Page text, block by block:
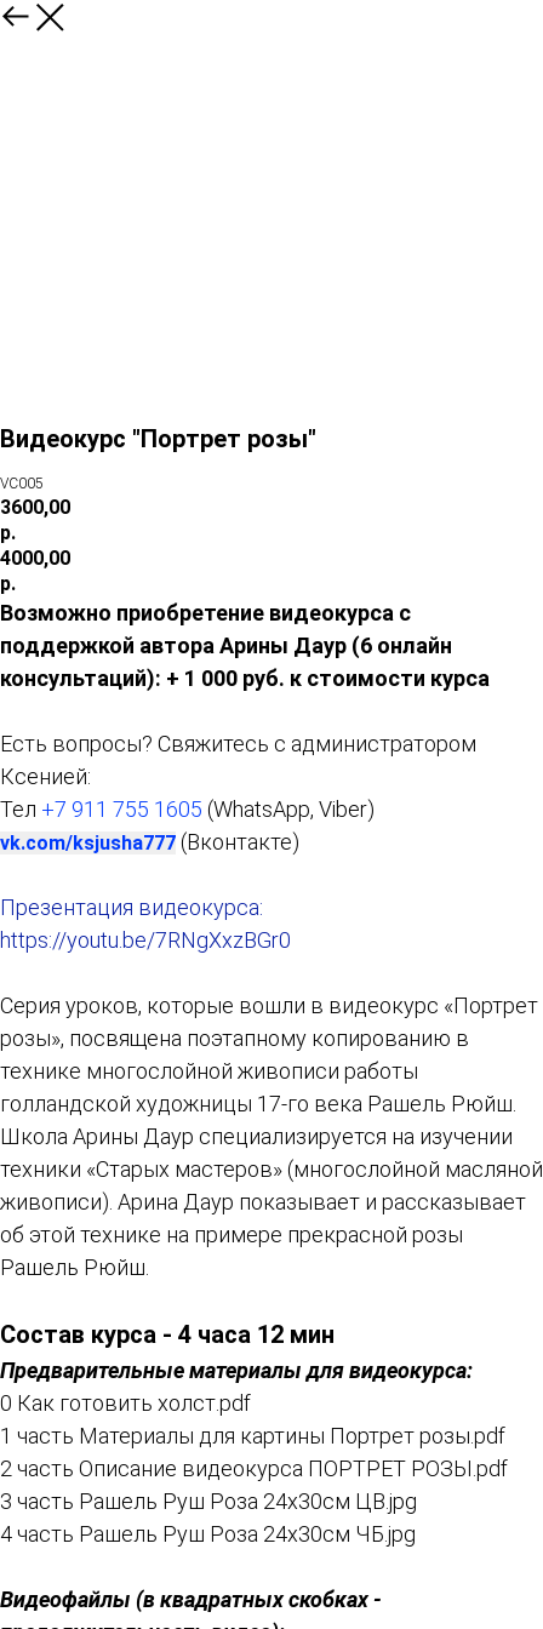
Видеокурс "Портрет розы"
VC005
3600,00
р.
4000,00
р.
Возможно приобретение видеокурса с
поддержкой автора Арины Даур (6 онлайн
консультаций): + 1 000 руб. к стоимости курса
Есть вопросы? Свяжитесь с администратором
Ксенией:
Тел +7 911 755 1605 (WhatsApp, Viber)
vk.com/ksjusha777 (Вконтакте)
Презентация видеокурса:
https://youtu.be/7RNgXxzBGr0
Серия уроков, которые вошли в видеокурс «Портрет
розы», посвящена поэтапному копированию в
технике многослойной живописи работы
голландской художницы 17-го века Рашель Рюйш.
Школа Арины Даур специализируется на изучении
техники «Старых мастеров» (многослойной масляной
живописи). Арина Даур показывает и рассказывает
об этой технике на примере прекрасной розы
Рашель Рюйш.
Состав курса - 4 часа 12 мин
Предварительные материалы для видеокурса:
0 Как готовить холст.pdf
1 часть Материалы для картины Портрет розы.pdf
2 часть Описание видеокурса ПОРТРЕТ РОЗЫ.pdf
3 часть Рашель Руш Роза 24х30см ЦВ.jpg
4 часть Рашель Руш Роза 24х30см ЧБ.jpg
Видеофайлы (в квадратных скобках -